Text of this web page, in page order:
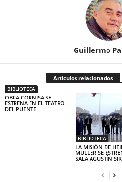
Guillermo
Artículos relacionados
BIBLIOTECA
OBRA CORNISA SE
ESTRENA EN EL TEATRO
DEL PUENTE
BIBLIOTECA
LA MISIÓN DE
MÜLLER SE
SALA AGUSTÍN